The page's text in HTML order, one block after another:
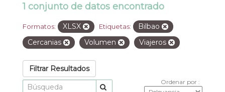
1 conjunto de datos encontrado
Formatos: XLSX Etiquetas:
Bilbao
Cercanias
Volumen Viajeros
Filtrar Resultados
Ordenar por